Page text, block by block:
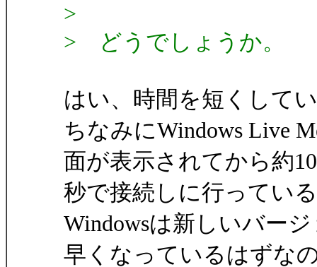
>
> どうでしょうか。
はい、時間を短くして
ちなみにWindows Live
面が表示されてから約10
秒で接続しに行ってい
Windowsは新しいバー
早くなっているはずな